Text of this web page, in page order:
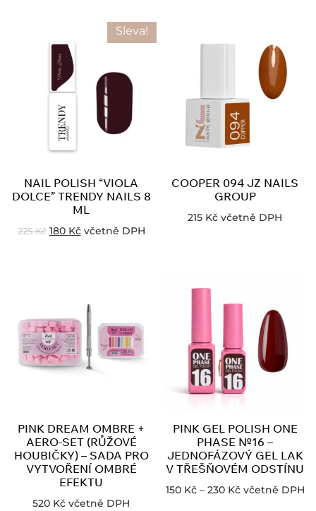
Sleva!
NAIL POLISH “VIOLA
DOLCE” TRENDY NAILS 8
ML
225Kč 180 Kč včetně DPH
COOPER 094 JZ NAILS
GROUP
215 Kč včetně DPH
PINK DREAM OMBRE +
AERO-SET (RŮŽOVÉ
HOUBIČKY) – SADA PRO
VYTVOŘENÍ OMBRÉ
EFEKTU
520 Kč včetně DPH
PINK GEL POLISH ONE
PHASE №16 –
JEDNOFÁZOVÝ GEL LAK
V TŘEŠŇOVÉM ODSTÍNU
150 Kč – 230 Kč včetně DPH